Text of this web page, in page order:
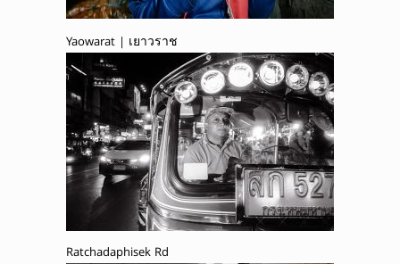
Yaowarat | เยาวราช
Ratchadaphisek Rd